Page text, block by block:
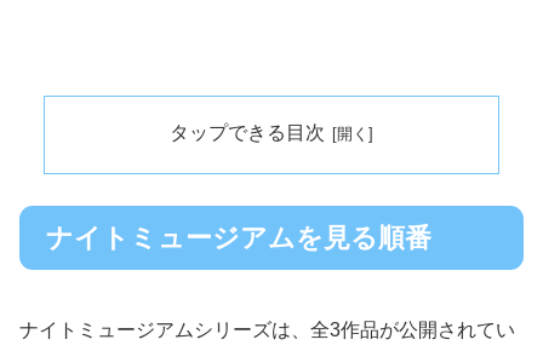
タップできる目次
ナイトミュージアムを見る順番
ナイトミュージアムシリーズは、全3作品が公開されてい